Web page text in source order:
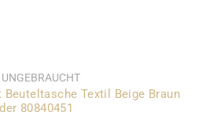
UNGEBRAUCHT
Beuteltasche Textil Beige Braun
80840451